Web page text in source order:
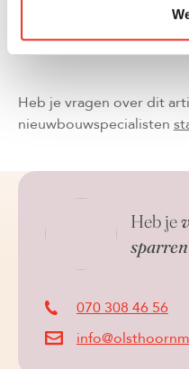
kennisbank over
verhuisbedrijf, autohuur,
Heb je vragen over dit
nieuwbouwspecialisten
Heb je
sparren
070 308 46 56